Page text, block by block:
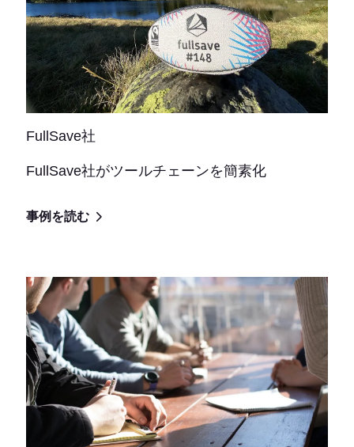
FullSave社
FullSave社がツールチェーンを簡素化
事例を読む